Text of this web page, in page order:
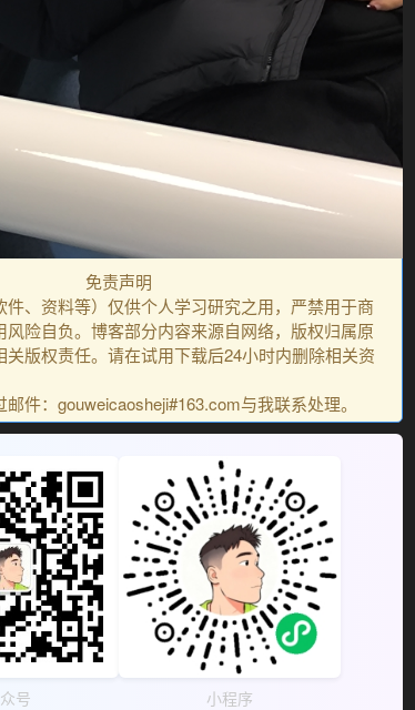
免责声明
件、资料等）仅供个人学习研究之用，严禁用于商
风险自负。博客部分内容来源自网络，版权归属原
版权责任。请在试用下载后24小时内删除相关资
件：gouweicaosheji#163.com与我联系处理。
号 小程序